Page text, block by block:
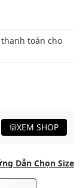
toán cho
XEM SHOP
Dẫn Chọn Size